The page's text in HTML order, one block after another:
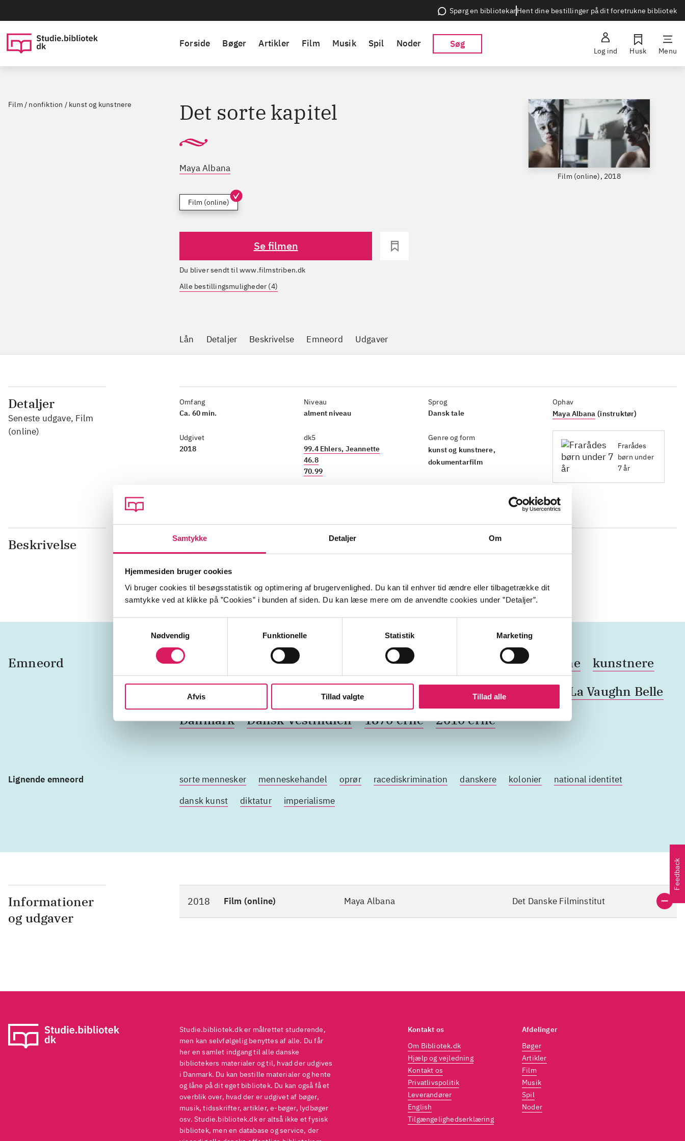
Samtykke Detaljer Om
Hjemmesiden bruger cookies
Vi bruger cookies til besøgsstatistik og optimering af brugervenlighed. Du kan til enhver tid ændre eller tilbagetrække dit
samtykke ved at klikke på ”Cookies” i bunden af siden. Du kan læse mere om de anvendte cookies under ”Detaljer”.
Samtykkevalg
Nødvendig
Funktionelle Statistik Marketing
Afvis Tillad valgte Tillad alle
Spørg en bibliotekarHent dine bestillinger på dit foretrukne bibliotek
Forside Bøger Artikler Film Musik Spil Noder Søg
Log ind Husk Menu
Film / nonfiktion / kunst og kunstnere
Film (online), 2018
Det sorte kapitel
Maya Albana
Film (online)
Se filmen
Du bliver sendt til www.filmstriben.dk
Alle bestillingsmuligheder (4)
Lån Detaljer Beskrivelse Emneord Udgaver
Detaljer
Seneste udgave, Film
(online)
Omfang
Ca. 60 min.
Udgivet
2018
Niveau
alment niveau
dk5
99.4 Ehlers, Jeannette
46.8
70.99
Sprog
Dansk tale
Genre og form
kunst og kunstnere,
dokumentarfilm
Ophav
Maya Albana (instruktør)
Frarådes
børn under
7 år
Beskrivelse
Dokumentarfilm om kunstneren Jeannette Ehlers (f. 1973) og processen med at
opføre mindesmærket "I am Queen Mary" i København. En kæmpestor statue af
den kvindelige oprørsleder Queen Mary, som var en af hovedkræfterne bag
Danmarks første arbejderoprør.
Emneord danskhed racisme slaveri kolonialisme
kunstnere
historie
undertrykkelse I am Queen Mary Jeannette Ehlers
La Vaughn Belle
Danmark
Dansk Vestindien 1870'erne 2010'erne
Lignende emneord sorte mennesker menneskehandel oprør racediskrimination danskere kolonier
national identitet
dansk kunst
diktatur imperialisme
Informationer
og udgaver
2018 Film (online) Maya Albana Det Danske Filminstitut
Feedback
Studie.bibliotek.dk er målrettet studerende,
men kan selvfølgelig benyttes af alle. Du får
her en samlet indgang til alle danske
bibliotekers materialer og til, hvad der udgives
i Danmark. Du kan bestille materialer og hente
og låne på dit eget bibliotek. Du kan også få et
overblik over, hvad der er udgivet af bøger,
musik, tidsskrifter, artikler, e-bøger, lydbøger
osv. Studie.bibliotek.dk er altså ikke et fysisk
bibliotek, men en database og service, der
Kontakt os
Om Bibliotek.dk
Hjælp og vejledning
Kontakt os
Privatlivspolitik
Leverandører
English
Tilgængelighedserklæring
Afdelinger
Bøger
Artikler
Film
Musik
Spil
Noder